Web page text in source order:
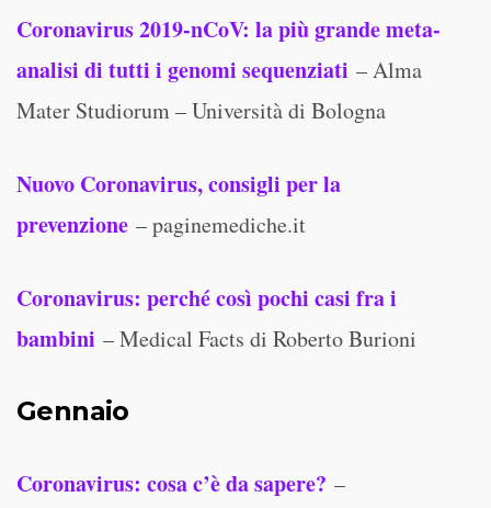
Coronavirus 2019-nCoV: la più grande meta-
analisi di tutti i genomi sequenziati – Alma
Mater Studiorum – Università di Bologna
Nuovo Coronavirus, consigli per la
prevenzione – paginemediche.it
Coronavirus: perché così pochi casi fra i
bambini – Medical Facts di Roberto Burioni
Gennaio
Coronavirus: cosa c’è da sapere? –